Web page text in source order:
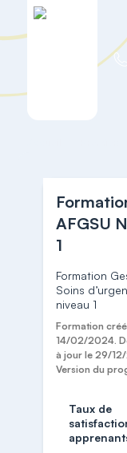
AFGSU
1
Formation
Soins
niveau 1
Formation
14/02/2024.
à jour le 29/
Version du
Taux de